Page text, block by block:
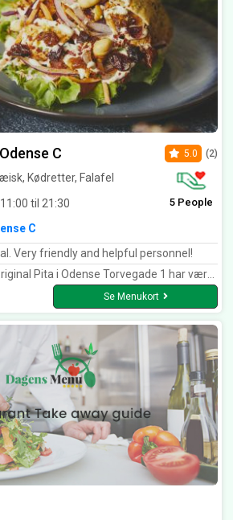
C
Kødretter, Falafel
til 21:30
5.0 (2)
5 People
C
Very friendly and helpful personnel!
oplevelse, som jeg længe vil mindes om. Deres marineret kylling smager fantastisk. Især deres hjemmelavet brød og dressinger.
Se Menukort